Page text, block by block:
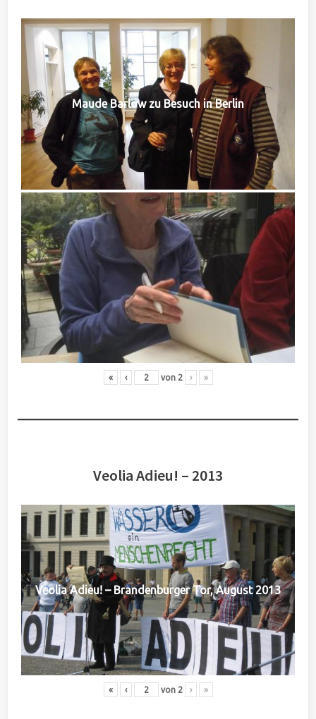
Maude Barlow zu Besuch in Berlin
« ‹ von 2 › »
Veolia Adieu! – 2013
Veolia Adieu! – Brandenburger Tor, August 2013
« ‹ von 2 › »